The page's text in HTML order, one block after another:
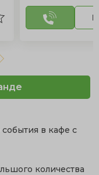
в кафе с
количества